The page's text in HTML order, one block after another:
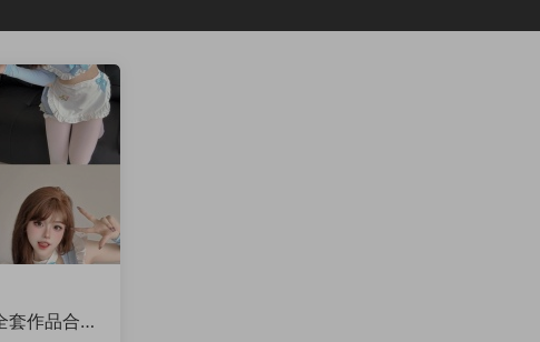
作品合集